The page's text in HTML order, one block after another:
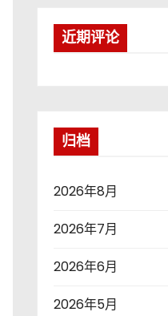
近期评论
归档
2026年8月
2026年7月
2026年6月
2026年5月